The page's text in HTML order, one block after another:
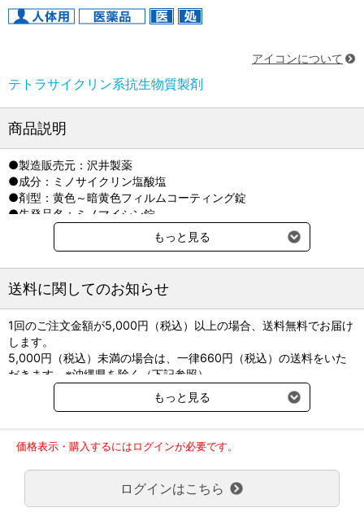
アイコンについて
テトラサイクリン系抗生物質製剤
商品説明
●製造販売元：沢井製薬
●成分：ミノサイクリン塩酸塩
●剤型：黄色～暗黄色フィルムコーティング錠
●先発品名：ミノマイシン錠
●貯法：遮光室温保存
開封後は湿気を避けて保存すること
もっと見る
送料に関してのお知らせ
1回のご注文金額が5,000円（税込）以上の場合、送料無料でお届け
します。
5,000円（税込）未満の場合は、一律660円（税込）の送料をいた
だきます。※沖縄県を除く（下記参照）
※2017年11月14日（火）より沖縄県へのお届けにつきましては、1
回のご注文金額（税込）が、30,000円以上で配送無料となります。
ご了承のほどよろしくお願い致します。
弊社都合でお届けが２回以上に分かれる場合の送料負担は、１回分
のみで新たな送料は発生しません。
大型商品送料が必要な商品をご注文の場合は、大型商品送料のみご
負担頂きます。
もっと見る
価格表示・購入するにはログインが必要です。
ログインはこちら